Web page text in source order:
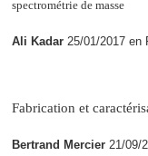
spectrométrie de masse
Ali Kadar 25/01/2017 en
Fabrication et
Bertrand Mercier 21/09/